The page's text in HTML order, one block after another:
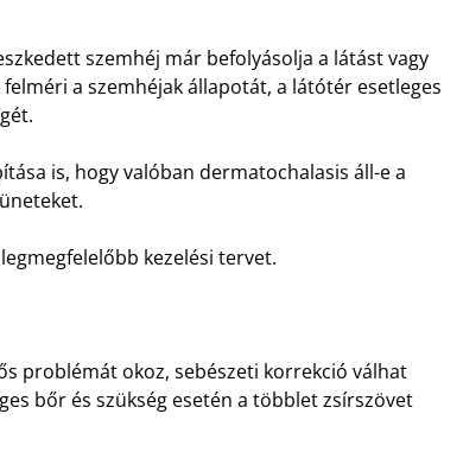
szemhéj már befolyásolja a látást vagy
a szemhéjak állapotát, a látótér esetleges
is, hogy valóban dermatochalasis áll-e a
kezelési tervet.
problémát okoz, sebészeti korrekció válhat
bőr és szükség esetén a többlet zsírszövet